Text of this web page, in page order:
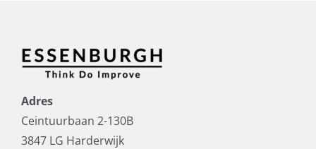
Adres
Ceintuurbaan 2-130B
3847 LG Harderwijk